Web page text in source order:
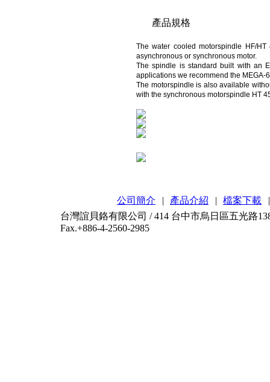
產品規格
The water cooled motorspindle HF/
asynchronous or synchronous motor.
The spindle is standard built with an
applications we recommend the MEGA-
The motorspindle is also available
with the synchronous motorspindle HT
公司簡介 | 產品介紹 | 檔案下載
|
台灣誼貝鉻有限公司 / 414 台中市烏日區五光路
Fax.+886-4-2560-2985